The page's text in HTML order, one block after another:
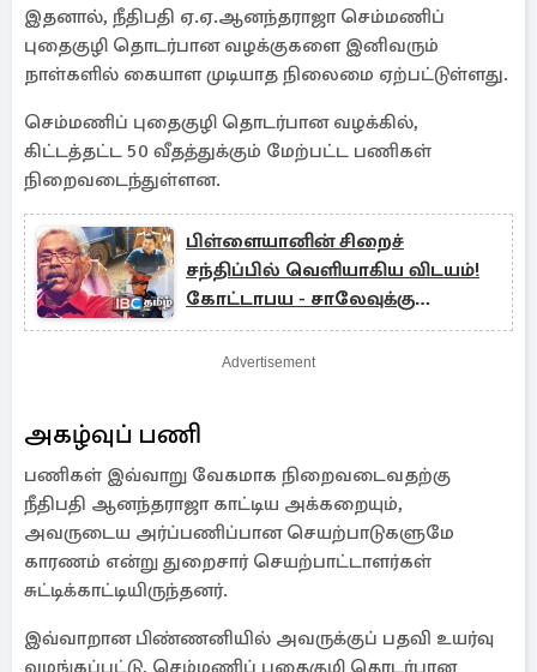
இதனால், நீதிபதி ஏ.ஏ.ஆனந்தராஜா செம்மணிப்
புதைகுழி தொடர்பான வழக்குகளை இனிவரும்
நாள்களில் கையாள முடியாத நிலைமை ஏற்பட்டுள்ளது.
செம்மணிப் புதைகுழி தொடர்பான வழக்கில்,
கிட்டத்தட்ட 50 வீதத்துக்கும் மேற்பட்ட பணிகள்
நிறைவடைந்துள்ளன.
பிள்ளையானின் சிறைச்
சந்திப்பில் வெளியாகிய விடயம்!
கோட்டாபய - சாலேவுக்கு
வலைவீச்சு
Advertisement
அகழ்வுப் பணி
பணிகள் இவ்வாறு வேகமாக நிறைவடைவதற்கு
நீதிபதி ஆனந்தராஜா காட்டிய அக்கறையும்,
அவருடைய அர்ப்பணிப்பான செயற்பாடுகளுமே
காரணம் என்று துறைசார் செயற்பாட்டாளர்கள்
சுட்டிக்காட்டியிருந்தனர்.
இவ்வாறான பிண்ணனியில் அவருக்குப் பதவி உயர்வு
வழங்கப்பட்டு, செம்மணிப் புதைகுழி தொடர்பான